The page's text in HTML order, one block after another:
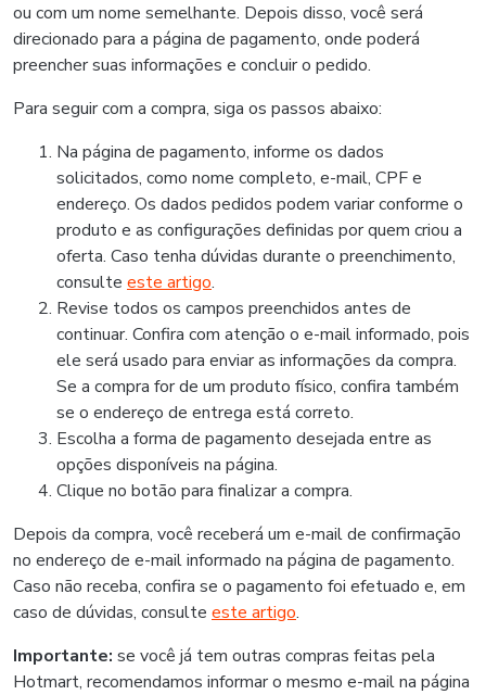
ou com um nome semelhante. Depois disso, você será
direcionado para a página de pagamento, onde poderá
preencher suas informações e concluir o pedido.
Para seguir com a compra, siga os passos abaixo:
Na página de pagamento, informe os dados
solicitados, como nome completo, e-mail, CPF e
endereço. Os dados pedidos podem variar conforme o
produto e as configurações definidas por quem criou a
oferta. Caso tenha dúvidas durante o preenchimento,
consulte este artigo.
Revise todos os campos preenchidos antes de
continuar. Confira com atenção o e-mail informado, pois
ele será usado para enviar as informações da compra.
Se a compra for de um produto físico, confira também
se o endereço de entrega está correto.
Escolha a forma de pagamento desejada entre as
opções disponíveis na página.
Clique no botão para finalizar a compra.
Depois da compra, você receberá um e-mail de confirmação
no endereço de e-mail informado na página de pagamento.
Caso não receba, confira se o pagamento foi efetuado e, em
caso de dúvidas, consulte este artigo.
Importante: se você já tem outras compras feitas pela
Hotmart, recomendamos informar o mesmo e-mail na página